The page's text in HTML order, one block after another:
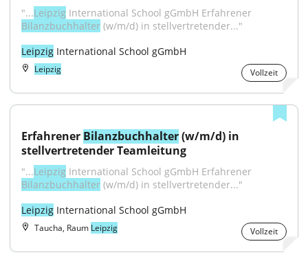
"...Leipzig
Bilanzbuchhalter (w/m/d) in stellvertretender..."
Leipzig International School gGmbH
Leipzig Vollzeit
Erfahrener Bilanzbuchhalter (w/m/d) in
stellvertretender Teamleitung
"...Leipzig
Bilanzbuchhalter (w/m/d) in stellvertretender..."
Leipzig International School gGmbH
Taucha, Raum Leipzig Vollzeit